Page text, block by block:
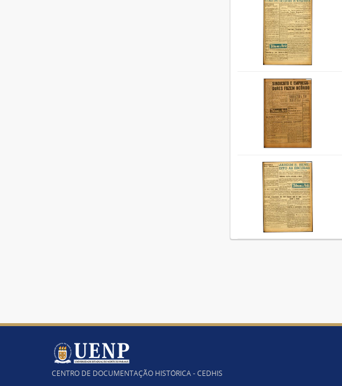
CENTRO DE DOCUMENTAÇÃO HISTÓRICA - CEDHIS